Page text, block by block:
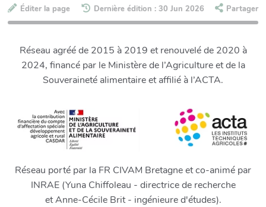
Éditer la page Dernière édition : 30 Jun 2026 Partager
Réseau agréé de 2015 à 2019 et renouvelé de 2020 à
2024, financé par le Ministère de l’Agriculture et de la
Souveraineté alimentaire et affilié à l’ACTA.
Réseau porté par la FR CIVAM Bretagne et co-animé par
INRAE (Yuna Chiffoleau - directrice de recherche
et Anne-Cécile Brit - ingénieure d'études).